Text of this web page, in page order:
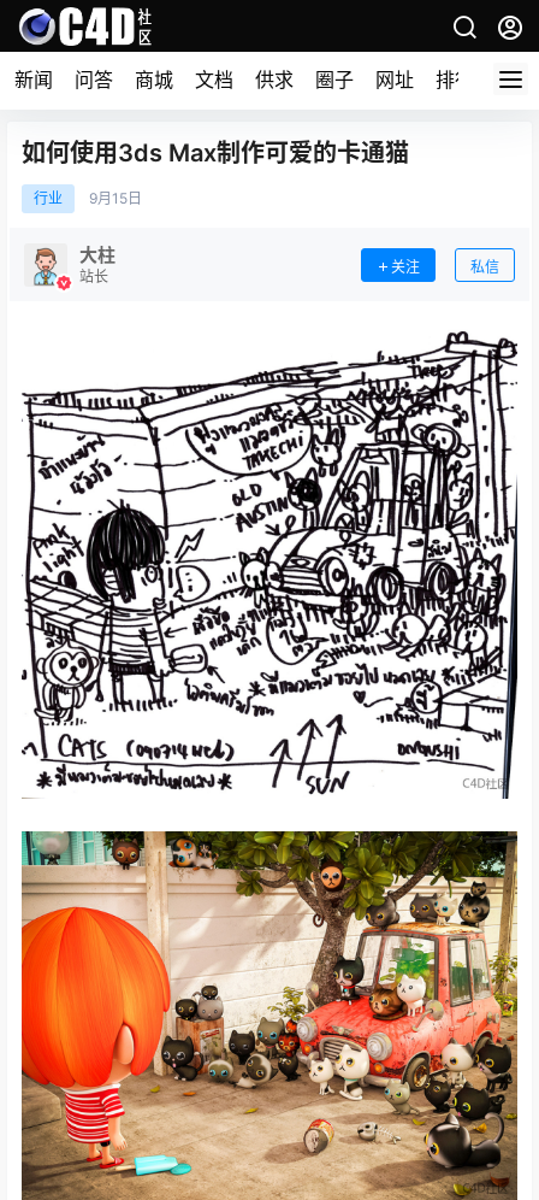
新闻 问答 商城 文档 供求 圈子 网址 排行榜
如何使用3ds Max制作可爱的卡通猫
行业 9月 15日
大柱
站长
关注 私信